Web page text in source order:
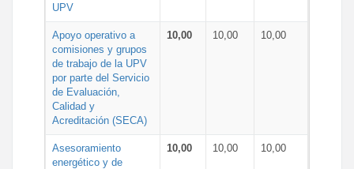
UPV
Apoyo operativo a
comisiones y grupos
de trabajo de la UPV
por parte del Servicio
de Evaluación,
Calidad y
Acreditación (SECA)
10,00 10,00 10,00
Asesoramiento
energético y de
10,00 10,00 10,00